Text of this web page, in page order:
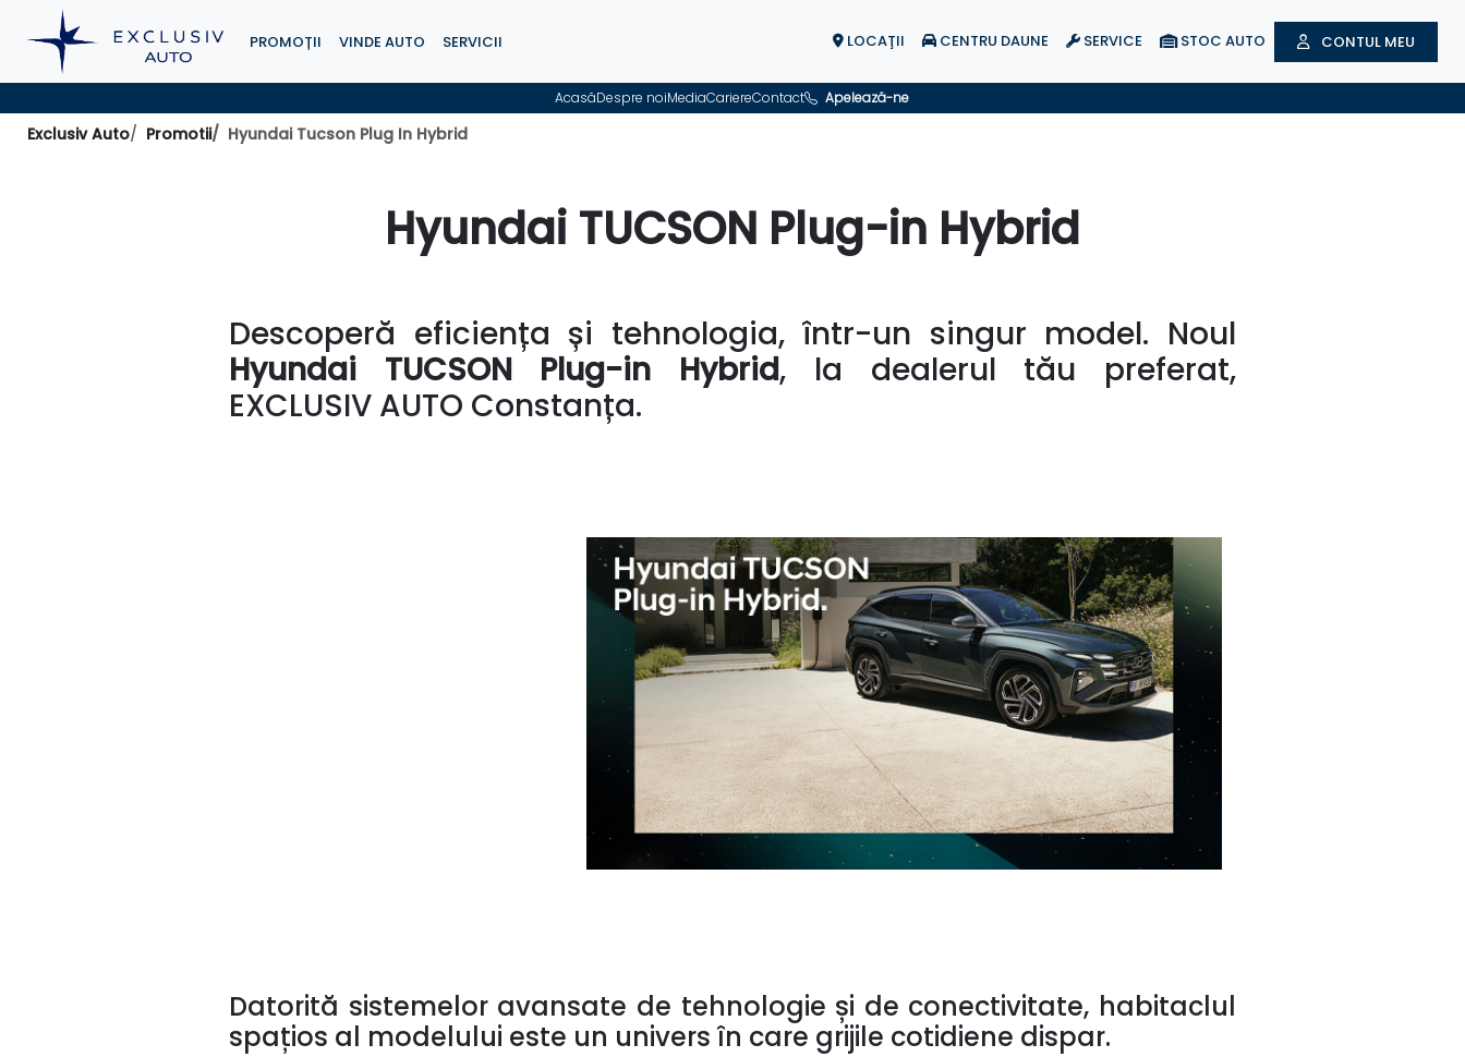
PROMOȚII VINDE AUTO SERVICII LOCAŢII CENTRU DAUNE SERVICE STOC AUTO CONTUL MEU
AcasăDespre noiMediaCariereContact Apelează-ne
Exclusiv Auto Promotii Hyundai Tucson Plug In Hybrid
Hyundai TUCSON Plug-in Hybrid
Descoperă eficiența și tehnologia, într-un singur model. Noul
Hyundai TUCSON Plug-in Hybrid, la dealerul tău preferat,
EXCLUSIV AUTO Constanța.
Datorită sistemelor avansate de tehnologie și de conectivitate, habitaclul
spațios al modelului este un univers în care grijile cotidiene dispar.